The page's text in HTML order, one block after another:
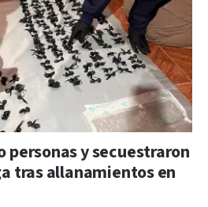
personas y secuestraron
tras allanamientos en